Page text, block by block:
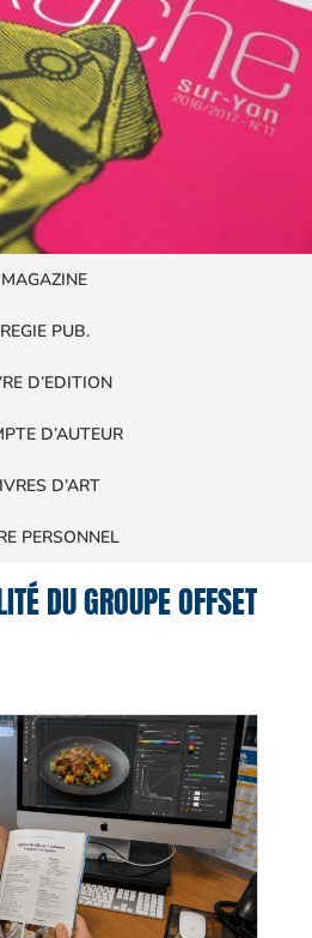
MAGAZINE
REGIE PUB.
D’EDITION
D’AUTEUR
D’ART
PERSONNEL
DU GROUPE OFFSET